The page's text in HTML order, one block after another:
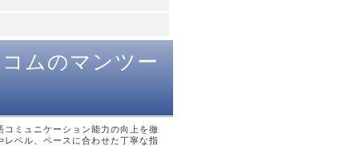
ムのマンツー
ミュニケーション能力の向上を徹
ベル、ペースに合わせた丁寧な指